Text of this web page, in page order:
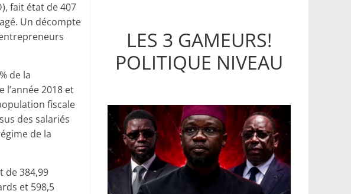
fait état de 407
Un décompte
de la
2018 et
fiscale
des salariés
de la
de 384,99
et 598,5
LES 3 GAMEURS!
POLITIQUE NIVEAU